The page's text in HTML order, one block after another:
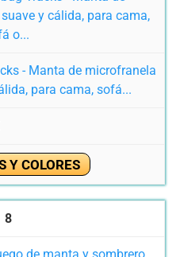
- Manta de microfranela
para cama, sofá...
Y COLORES
8